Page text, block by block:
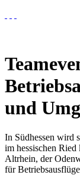
und
In Südhessen wird
im hessischen
Altrhein, der
für